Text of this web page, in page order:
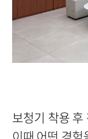
보청기 착용